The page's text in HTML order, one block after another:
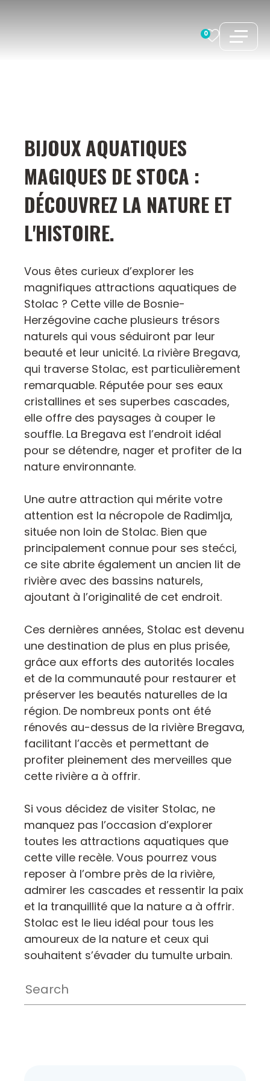
0
BIJOUX AQUATIQUES
MAGIQUES DE STOCA :
DÉCOUVREZ LA NATURE ET
L'HISTOIRE.
Vous êtes curieux d’explorer les
magnifiques attractions aquatiques de
Stolac ? Cette ville de Bosnie-
Herzégovine cache plusieurs trésors
naturels qui vous séduiront par leur
beauté et leur unicité. La rivière Bregava,
qui traverse Stolac, est particulièrement
remarquable. Réputée pour ses eaux
cristallines et ses superbes cascades,
elle offre des paysages à couper le
souffle. La Bregava est l’endroit idéal
pour se détendre, nager et profiter de la
nature environnante.
Une autre attraction qui mérite votre
attention est la nécropole de Radimlja,
située non loin de Stolac. Bien que
principalement connue pour ses stećci,
ce site abrite également un ancien lit de
rivière avec des bassins naturels,
ajoutant à l’originalité de cet endroit.
Ces dernières années, Stolac est devenu
une destination de plus en plus prisée,
grâce aux efforts des autorités locales
et de la communauté pour restaurer et
préserver les beautés naturelles de la
région. De nombreux ponts ont été
rénovés au-dessus de la rivière Bregava,
facilitant l’accès et permettant de
profiter pleinement des merveilles que
cette rivière a à offrir.
Si vous décidez de visiter Stolac, ne
manquez pas l’occasion d’explorer
toutes les attractions aquatiques que
cette ville recèle. Vous pourrez vous
reposer à l’ombre près de la rivière,
admirer les cascades et ressentir la paix
et la tranquillité que la nature a à offrir.
Stolac est le lieu idéal pour tous les
amoureux de la nature et ceux qui
souhaitent s’évader du tumulte urbain.